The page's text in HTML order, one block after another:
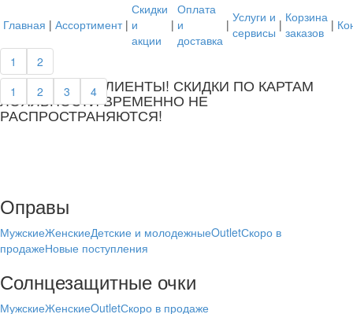
Главная | Ассортимент |
Скидки
и
акции
|
Оплата
и
доставка
| Услуги и
сервисы | Корзина
заказов |
далее...
1 2
УВАЖАЕМЫЕ КЛИЕНТЫ! СКИДКИ ПО КАРТАМ
ЛОЯЛЬНОСТИ ВРЕМЕННО НЕ
РАСПРОСТРАНЯЮТСЯ!
1 2 3 4
Оправы
МужскиеЖенскиеДетские и молодежныеOutletСкоро в
продажеНовые поступления
Солнцезащитные очки
МужскиеЖенскиеOutletСкоро в продаже